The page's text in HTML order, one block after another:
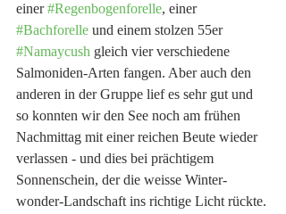
einer #Regenbogenforelle, einer
#Bachforelle und einem stolzen 55er
#Namaycush gleich vier verschiedene
Salmoniden-Arten fangen. Aber auch den
anderen in der Gruppe lief es sehr gut und
so konnten wir den See noch am frühen
Nachmittag mit einer reichen Beute wieder
verlassen - und dies bei prächtigem
Sonnenschein, der die weisse Winter-
wonder-Landschaft ins richtige Licht rückte.